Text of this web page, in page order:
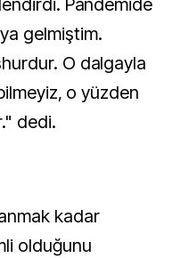
Pandemide
gelmiştim.
O dalgayla
o yüzden
dedi.
kadar
olduğunu